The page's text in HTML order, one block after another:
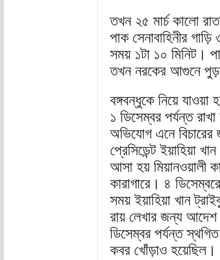
তখন ২৫ মার্চ কালো
পাক সেনাবাহিনীর
সময় ১টা ১০ মিনিট।
তখন নরকের আগুনে
বঙ্গবন্ধুকে নিয়ে যাওয়া
১ ডিসেম্বর পর্যন্ত
অভিযোগ এনে বিচারের
প্রেসিডেন্ট ইয়াহিয়া
আসা হয় মিয়ানওয়ালী
কারাগারে। ৪
সময় ইয়াহিয়া খান
রায় লেখার জন্য
ডিসেম্বর পর্যন্ত
কবর খোঁড়াও হয়েছিল।